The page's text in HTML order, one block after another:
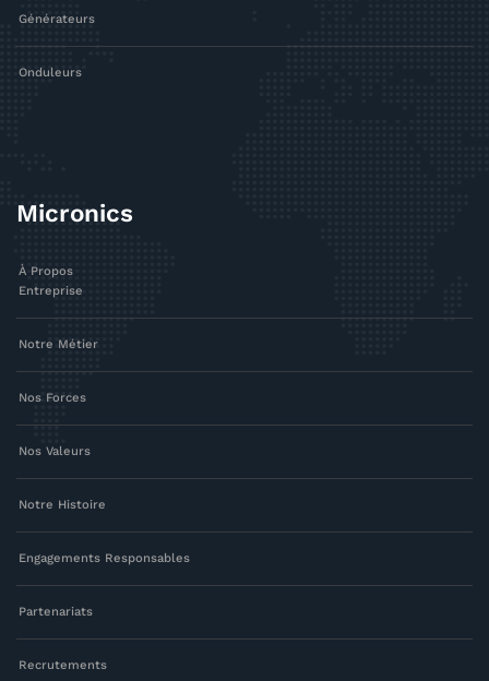
Générateurs
Onduleurs
Micronics
À Propos
Entreprise
Notre Métier
Nos Forces
Nos Valeurs
Notre Histoire
Engagements Responsables
Partenariats
Recrutements